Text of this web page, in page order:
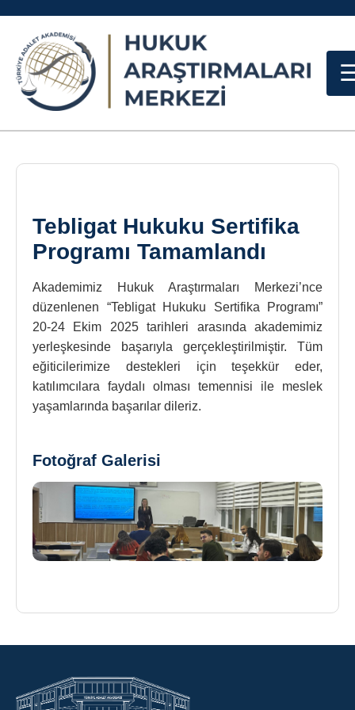
Tebligat Hukuku Sertifika
Programı Tamamlandı
Akademimiz Hukuk Araştırmaları Merkezi’nce
düzenlenen “Tebligat Hukuku Sertifika Programı”
20-24 Ekim 2025 tarihleri arasında akademimiz
yerleşkesinde başarıyla gerçekleştirilmiştir. Tüm
eğiticilerimize destekleri için teşekkür eder,
katılımcılara faydalı olması temennisi ile meslek
yaşamlarında başarılar dileriz.
Fotoğraf Galerisi